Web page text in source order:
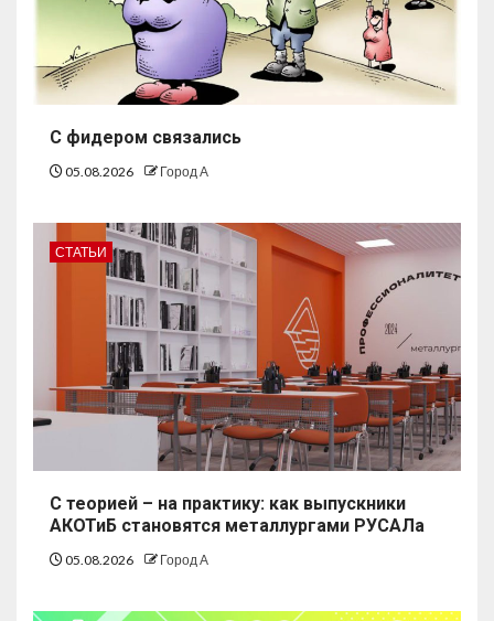
С фидером связались
05.08.2026 Город А
СТАТЬИ
С теорией – на практику: как выпускники
АКОТиБ становятся металлургами РУСАЛа
05.08.2026 Город А